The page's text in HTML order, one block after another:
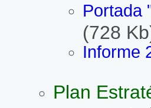
Portada
(728
Informe
Plan